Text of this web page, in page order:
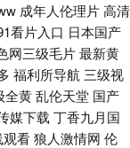
成年人伦理片高清
看片入口 日本国产
网三级毛片最新黄
福利所导航 三级视
全黄乱伦天堂 国产
媒下载 丁香九月国
观看狼人激情网 伦